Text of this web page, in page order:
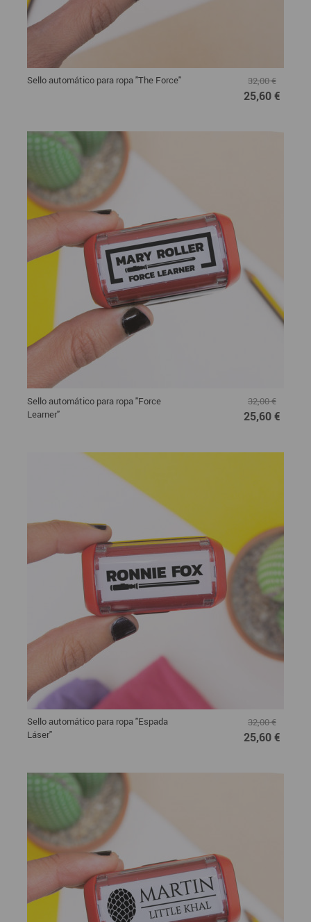
Sello automático para ropa "The Force" 32,00 €
25,60 €
Sello automático para ropa "Force
Learner"
32,00 €
25,60 €
Sello automático para ropa "Espada
Láser"
32,00 €
25,60 €